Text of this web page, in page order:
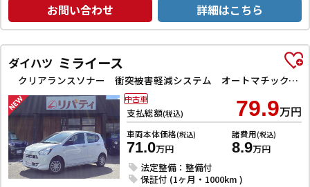
お問い合わせ 詳細はこちら
ダイハツ ミライース
クリアランスソナー 衝突被害軽減システム オートマチックハイビーム オートライト アイドリングストップ CVT ESC CD ミュージックプレイヤー接続可 エアコン パワーステアリング
支払総額(税込) 79.9万円
車両本体価格(税込)
71.0万円
諸費用(税込)
8.9万円
法定整備：整備付
保証付 (1ヶ月・1000km )
中古車